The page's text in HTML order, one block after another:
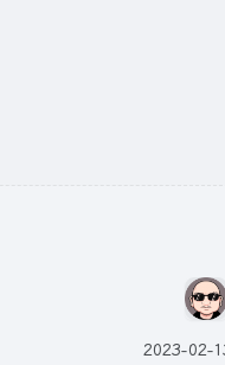
2023-02-